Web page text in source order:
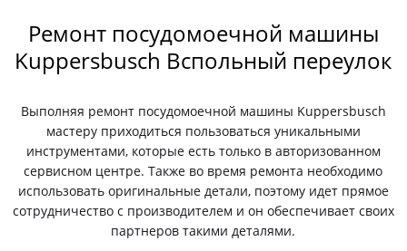
Ремонт посудомоечной машины
Kuppersbusch Вспольный переулок
Выполняя ремонт посудомоечной машины Kuppersbusch
мастеру приходиться пользоваться уникальными
инструментами, которые есть только в авторизованном
сервисном центре. Также во время ремонта необходимо
использовать оригинальные детали, поэтому идет прямое
сотрудничество с производителем и он обеспечивает своих
партнеров такими деталями.